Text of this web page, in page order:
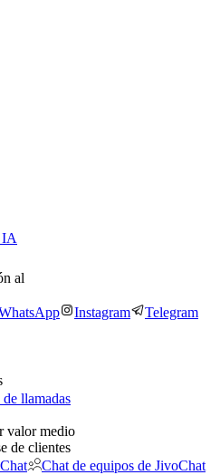
IA
al
Instagram Telegram
llamadas
valor medio
de clientes
Chat de equipos de JivoChat